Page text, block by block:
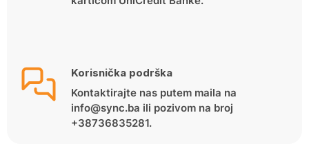
Korisnička podrška
Kontaktirajte nas putem maila na
info@sync.ba ili pozivom na broj
+38736835281.